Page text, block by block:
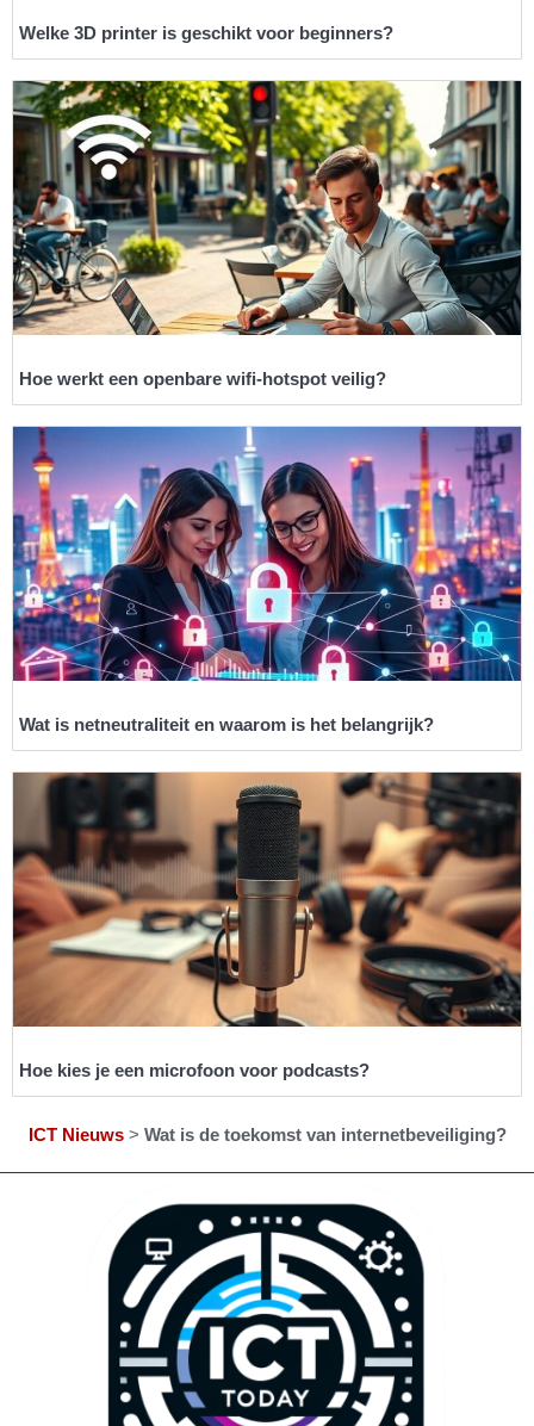
Welke 3D printer is geschikt voor beginners?
Hoe werkt een openbare wifi-hotspot veilig?
Wat is netneutraliteit en waarom is het belangrijk?
Hoe kies je een microfoon voor podcasts?
ICT Nieuws> Wat is de toekomst van internetbeveiliging?